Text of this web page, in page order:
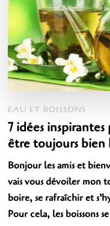
EAU ET BOISSONS
7 idées
être toujours bien
Bonjour les amis et
vais vous dévoiler mon
boire, se rafraîchir et
Pour cela, les boissons